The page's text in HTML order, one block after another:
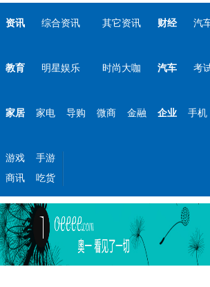
资讯 综合资讯 其它资讯 财经 汽
教育 明星娱乐 时尚大咖 汽车 考
家居 家电 导购 微商 金融 企业 手机
游戏
手游
商讯
吃货